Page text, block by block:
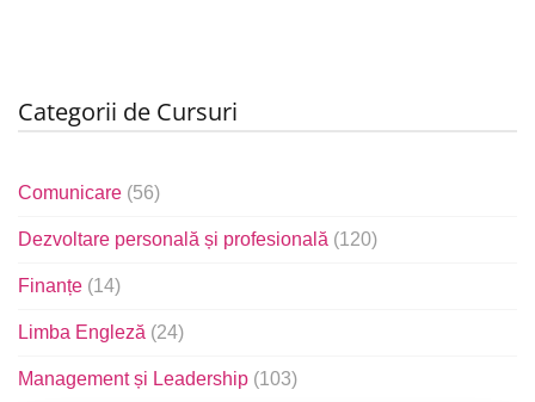
Categorii de Cursuri
Comunicare (56)
Dezvoltare personală și profesională (120)
Finanțe (14)
Limba Engleză (24)
Management și Leadership (103)